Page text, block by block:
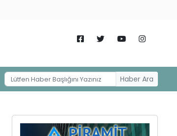
Haber Ara